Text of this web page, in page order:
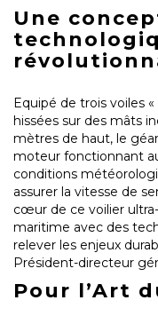
Une
Equipé de trois voiles
hissées sur des mâts
mètres de haut, le
moteur fonctionnant
conditions
assurer la vitesse de
cœur de ce voilier
maritime avec des
relever les enjeux
Président-directeur
Pour l’Art